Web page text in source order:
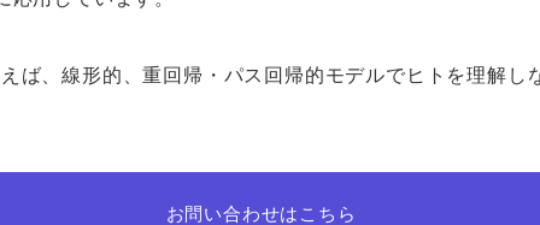
ば、線形的、重回帰・パス回帰的モデルでヒトを理解し
お問い合わせはこちら